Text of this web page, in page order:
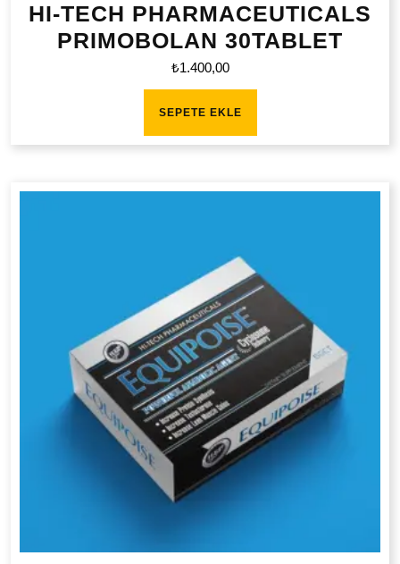
HI-TECH PHARMACEUTICALS
PRIMOBOLAN 30TABLET
₺1.400,00
SEPETE EKLE